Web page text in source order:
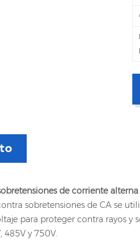
de corriente
sobretensiones de CA se
para proteger contra rayos
485V y 750V.